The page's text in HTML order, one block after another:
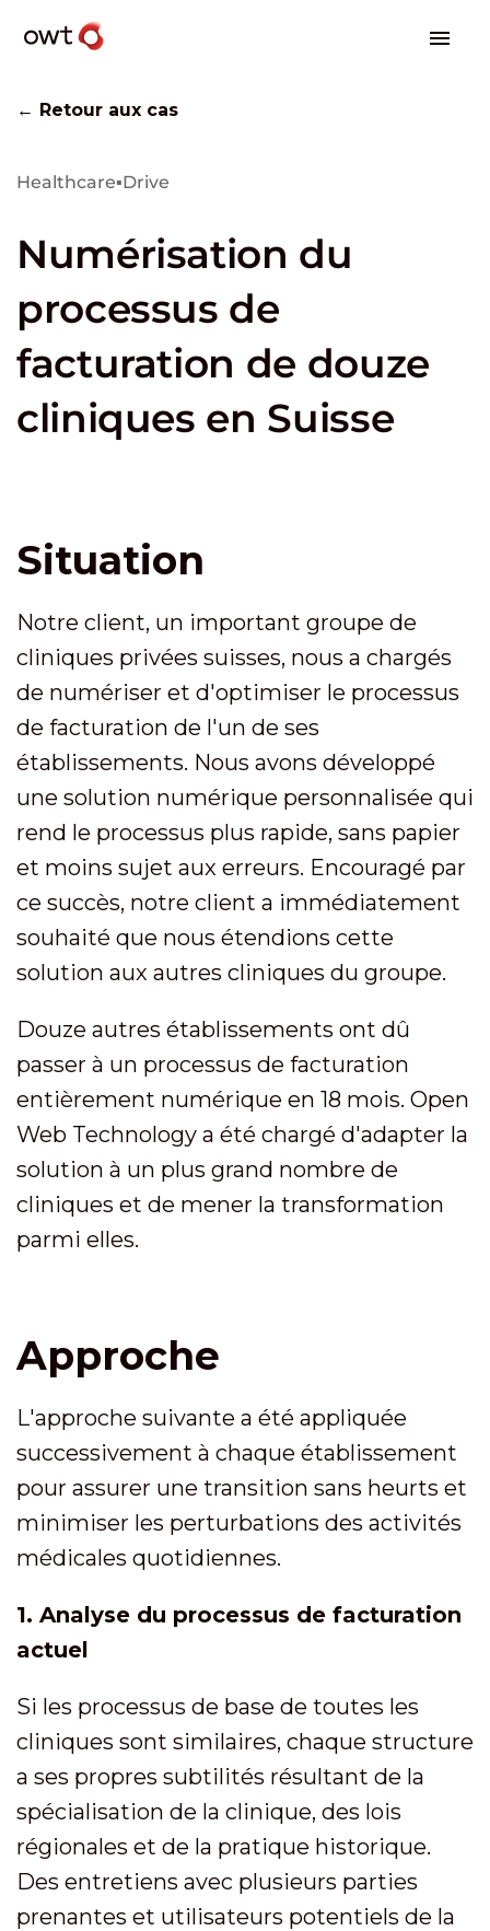
← Retour aux cas
Healthcare▪Drive
Numérisation du
processus de
facturation de douze
cliniques en Suisse
Situation
Notre client, un important groupe de
cliniques privées suisses, nous a chargés
de numériser et d'optimiser le processus
de facturation de l'un de ses
établissements. Nous avons développé
une solution numérique personnalisée qui
rend le processus plus rapide, sans papier
et moins sujet aux erreurs. Encouragé par
ce succès, notre client a immédiatement
souhaité que nous étendions cette
solution aux autres cliniques du groupe.
Douze autres établissements ont dû
passer à un processus de facturation
entièrement numérique en 18 mois. Open
Web Technology a été chargé d'adapter la
solution à un plus grand nombre de
cliniques et de mener la transformation
parmi elles.
Approche
L'approche suivante a été appliquée
successivement à chaque établissement
pour assurer une transition sans heurts et
minimiser les perturbations des activités
médicales quotidiennes.
1. Analyse du processus de facturation
actuel
Si les processus de base de toutes les
cliniques sont similaires, chaque structure
a ses propres subtilités résultant de la
spécialisation de la clinique, des lois
régionales et de la pratique historique.
Des entretiens avec plusieurs parties
prenantes et utilisateurs potentiels de la